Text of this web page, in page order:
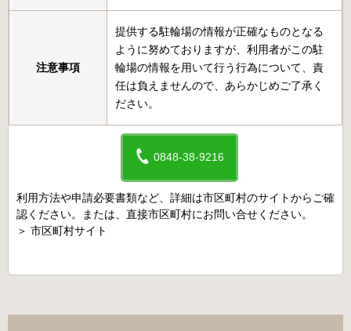
注意事項
提供する駐輪場の情報が正確なものとなる
ように努めておりますが、利用者がこの駐
輪場の情報を用いて行う行為について、責
任は負えませんので、あらかじめご了承く
ださい。
0848-38-9216
利用方法や申請必要書類など、詳細は市区町村のサイトからご確
認ください。または、直接市区町村にお問い合せください。
＞ 市区町村サイト